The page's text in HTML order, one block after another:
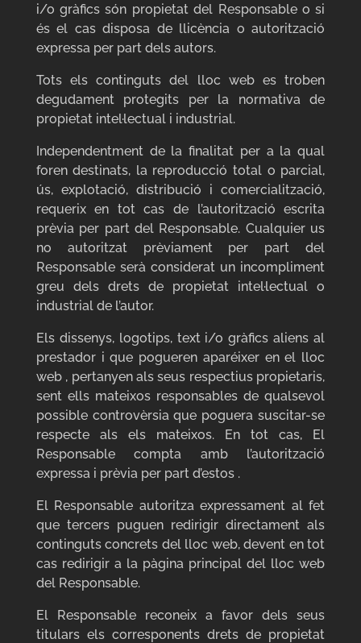
i/o gràfics són propietat del Responsable o si
és el cas disposa de llicència o autorització
expressa per part dels autors.
Tots els continguts del lloc web es troben
degudament protegits per la normativa de
propietat intel·lectual i industrial.
Independentment de la finalitat per a la qual
foren destinats, la reproducció total o parcial,
ús, explotació, distribució i comercialització,
requerix en tot cas de l’autorització escrita
prèvia per part del Responsable. Cualquier us
no autoritzat prèviament per part del
Responsable serà considerat un incompliment
greu dels drets de propietat intel·lectual o
industrial de l’autor.
Els dissenys, logotips, text i/o gràfics aliens al
prestador i que pogueren aparéixer en el lloc
web , pertanyen als seus respectius propietaris,
sent ells mateixos responsables de qualsevol
possible controvèrsia que poguera suscitar-se
respecte als els mateixos. En tot cas, El
Responsable compta amb l’autorització
expressa i prèvia per part d’estos .
El Responsable autoritza expressament al fet
que tercers puguen redirigir directament als
continguts concrets del lloc web, devent en tot
cas redirigir a la pàgina principal del lloc web
del Responsable.
El Responsable reconeix a favor dels seus
titulars els corresponents drets de propietat